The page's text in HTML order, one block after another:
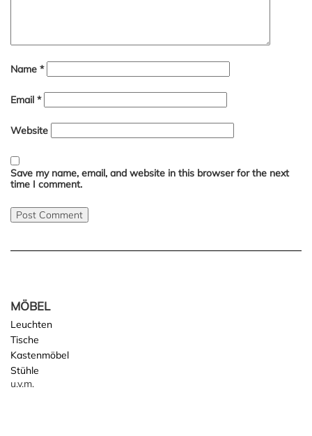
Name *
Email *
Website
Save my name, email, and website in this browser for the next
time I comment.
MÖBEL
Leuchten
Tische
Kastenmöbel
Stühle
u.v.m.